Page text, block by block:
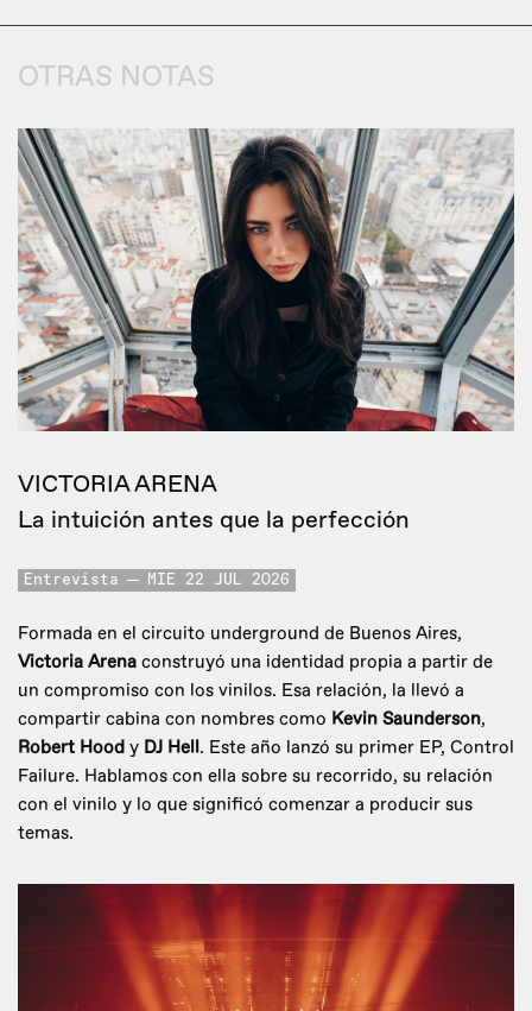
OTRAS NOTAS
VICTORIA ARENA
La intuición antes que la perfección
Entrevista MIE 22 JUL 2026
Formada en el circuito underground de Buenos Aires,
Victoria Arena construyó una identidad propia a partir de
un compromiso con los vinilos. Esa relación, la llevó a
compartir cabina con nombres como Kevin Saunderson,
Robert Hood y DJ Hell. Este año lanzó su primer EP, Control
Failure. Hablamos con ella sobre su recorrido, su relación
con el vinilo y lo que significó comenzar a producir sus
temas.